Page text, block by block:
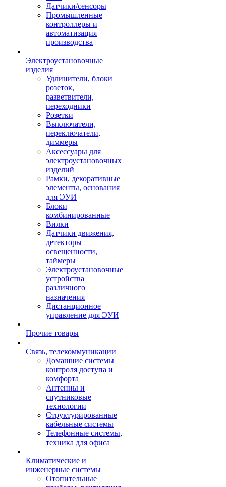
Датчики/сенсоры
Промышленные
контроллеры и
автоматизация
производства
Электроустановочные
изделия
Удлинители, блоки
розеток,
разветвители,
переходники
Розетки
Выключатели,
переключатели,
диммеры
Аксессуары для
электроустановочных
изделий
Рамки, декоративные
элементы, основания
для ЭУИ
Блоки
комбинированные
Вилки
Датчики движения,
детекторы
освещенности,
таймеры
Электроустановочные
устройства
различного
назначения
Дистанционное
управление для ЭУИ
Прочие товары
Связь, телекоммуникации
Домашние системы
контроля доступа и
комфорта
Антенны и
спутниковые
технологии
Структурированные
кабельные системы
Телефонные системы,
техника для офиса
Климатические и
инженерные системы
Отопительные